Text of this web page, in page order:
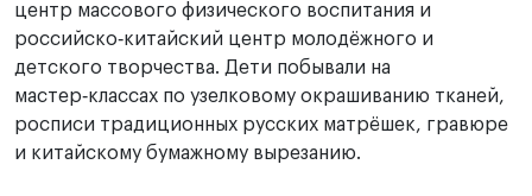
центр массового физического воспитания и
российско‑китайский центр молодёжного и
детского творчества. Дети побывали на
мастер‑классах по узелковому окрашиванию тканей,
росписи традиционных русских матрёшек, гравюре
и китайскому бумажному вырезанию.